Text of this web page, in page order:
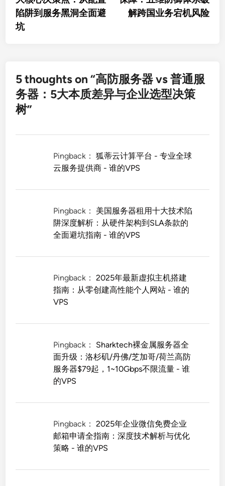
导
航
陷阱到服务黑洞全面避
坑
解跨国业务宕机风险
5 thoughts on “高防服务器 vs 普通服
务器：5大本质差异与企业选型决策
树”
Pingback：狐蒂云计算平台 - 专业全球
云服务提供商 - 谁的VPS
Pingback： 美国服务器租用十大技术陷
阱深度解析：从硬件架构到SLA条款的
全面避坑指南 - 谁的VPS
Pingback：2025年最新虚拟主机搭建
指南：从零创建高性能个人网站 - 谁的
VPS
Pingback： Sharktech裸金属服务器全
面升级：洛杉矶/丹佛/芝加哥/荷兰高防
服务器$79起，1~10Gbps不限流量 - 谁
的VPS
Pingback：2025年企业微信免费企业
邮箱申请全指南：深度技术解析与优化
策略 - 谁的VPS